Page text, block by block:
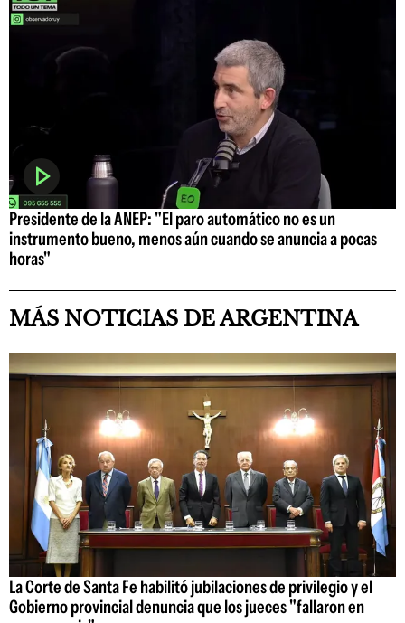
Presidente de la ANEP: "El paro automático no es un
instrumento bueno, menos aún cuando se anuncia a pocas
horas"
MÁS NOTICIAS DE ARGENTINA
La Corte de Santa Fe habilitó jubilaciones de privilegio y el
Gobierno provincial denuncia que los jueces "fallaron en